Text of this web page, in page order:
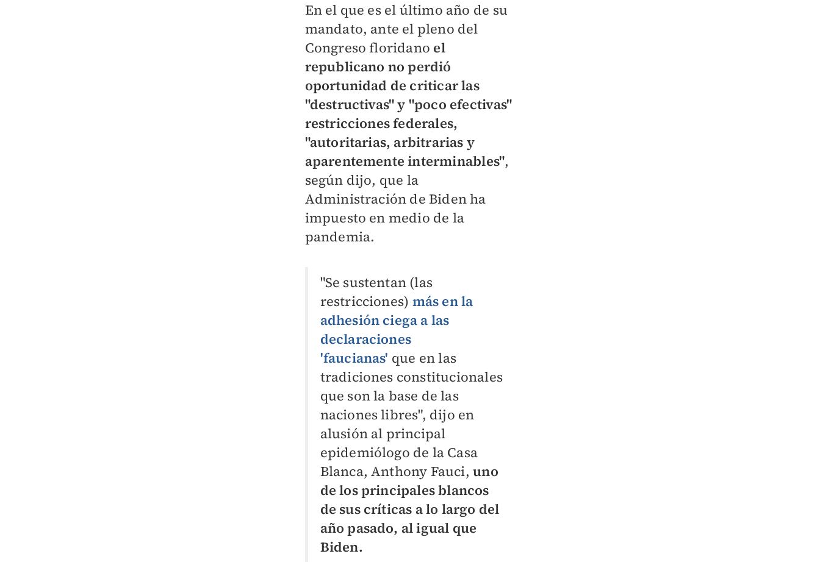
En el que es el último año de su
mandato, ante el pleno del
Congreso floridano el
republicano no perdió
oportunidad de criticar las
"destructivas" y "poco efectivas"
restricciones federales,
"autoritarias, arbitrarias y
aparentemente interminables",
según dijo, que la
Administración de Biden ha
impuesto en medio de la
pandemia.
"Se sustentan (las
restricciones) más en la
adhesión ciega a las
declaraciones
'faucianas' que en las
tradiciones constitucionales
que son la base de las
naciones libres", dijo en
alusión al principal
epidemiólogo de la Casa
Blanca, Anthony Fauci,uno
de los principales blancos
de sus críticas a lo largo del
año pasado, al igual que
Biden.